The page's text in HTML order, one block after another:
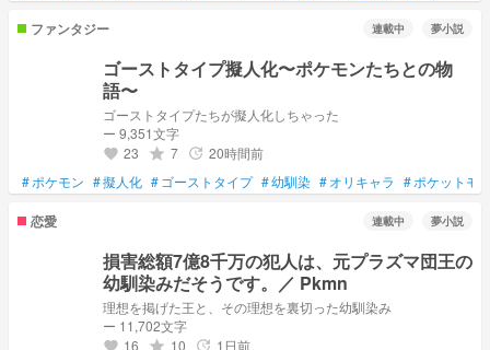
ファンタジー 連載中 夢小説
ゴーストタイプ擬人化〜ポケモンたちとの物
語〜
ゴーストタイプたちが擬人化しちゃった
ー 9,351文字
favorite 23 grade 7 update 20時間前
#ポケモン #擬人化 #ゴーストタイプ #幼馴染 #オリキャラ #ポケットモ
恋愛 連載中 夢小説
損害総額7億8千万の犯人は、元プラズマ団王の
幼馴染みだそうです。／ Pkmn
理想を掲げた王と、その理想を裏切った幼馴染み
ー 11,702文字
favorite 16 grade 10 update 1日前